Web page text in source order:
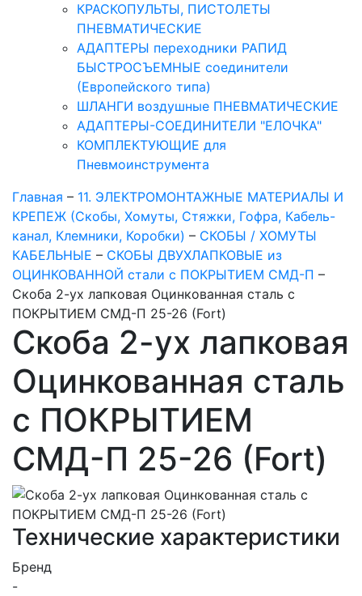
КРАСКОПУЛЬТЫ, ПИСТОЛЕТЫ
ПНЕВМАТИЧЕСКИЕ
АДАПТЕРЫ переходники РАПИД
БЫСТРОСЪЕМНЫЕ соединители
(Европейского типа)
ШЛАНГИ воздушные ПНЕВМАТИЧЕСКИЕ
АДАПТЕРЫ-СОЕДИНИТЕЛИ "ЕЛОЧКА"
КОМПЛЕКТУЮЩИЕ для
Пневмоинструмента
Главная – 11. ЭЛЕКТРОМОНТАЖНЫЕ МАТЕРИАЛЫ И
КРЕПЕЖ (Скобы, Хомуты, Стяжки, Гофра, Кабель-
канал, Клемники, Коробки) – СКОБЫ / ХОМУТЫ
КАБЕЛЬНЫЕ – СКОБЫ ДВУХЛАПКОВЫЕ из
ОЦИНКОВАННОЙ стали с ПОКРЫТИЕМ СМД-П –
Скоба 2-ух лапковая Оцинкованная сталь с
ПОКРЫТИЕМ СМД-П 25-26 (Fort)
Скоба 2-ух лапковая
Оцинкованная сталь
с ПОКРЫТИЕМ
СМД-П 25-26 (Fort)
Технические характеристики
Бренд
-